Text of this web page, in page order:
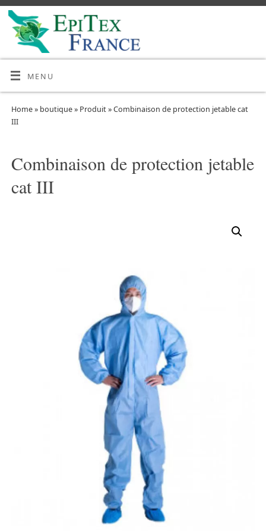
MENU
Home» boutique» Produit»Combinaison de protection jetable cat
III
Combinaison de protection jetable
cat III